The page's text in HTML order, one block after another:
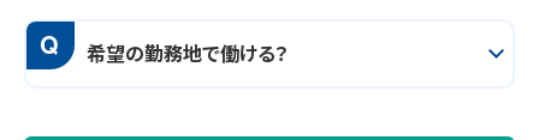
Q 希望の勤務地で働ける？